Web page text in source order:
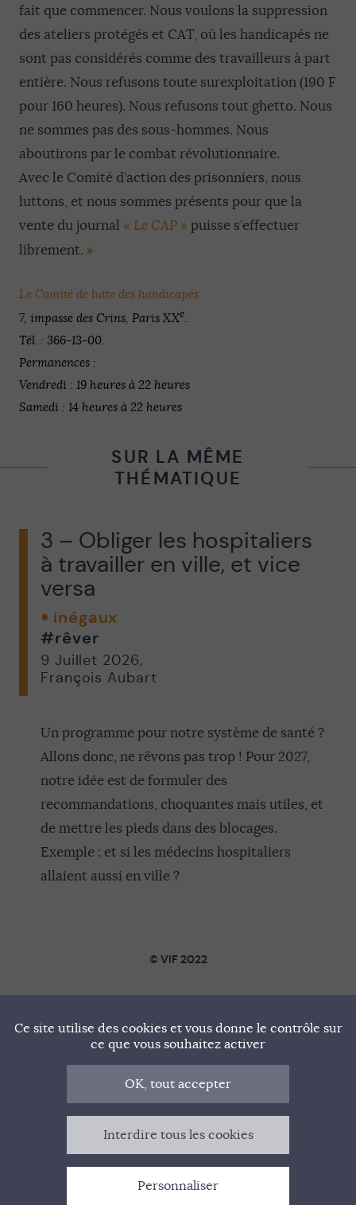
fait que commencer. Nous voulons la suppression
des ateliers protégés et CAT, où les handicapés ne
sont pas considérés comme des travailleurs à part
entière. Nous refusons toute surexploitation (190 F
pour 160 heures). Nous refusons tout ghetto. Nous
ne sommes pas des sous-hommes. Nous
aboutirons par le combat révolutionnaire.
Avec le Comité d’action des prisonniers, nous
luttons, et nous sommes présents pour que la
vente du journal « Le CAP » puisse s’effectuer
librement. »
Le Comité de lutte des handicapés
7, impasse des Crins, Paris XXe.
Tél. : 366-13-00.
Permanences :
Vendredi : 19 heures à 22 heures
Samedi : 14 heures à 22 heures
SUR LA MÊME
THÉMATIQUE
3 – Obliger les hospitaliers
à travailler en ville, et vice
versa
inégaux
#rêver
9 Juillet 2026,
François Aubart
Un programme pour notre système de santé ?
Allons donc, ne rêvons pas trop ! Pour 2027,
notre idée est de formuler des
recommandations, choquantes mais utiles, et
de mettre les pieds dans des blocages.
Exemple : et si les médecins hospitaliers
allaient aussi en ville ?
© VIF 2022
SOUTENIR VIF
NOTRE MANIFESTE
QUI SOMMES-NOUS ?
MENTIONS LÉGALES
CONTACT
Ce site utilise des cookies et vous donne le contrôle sur
ce que vous souhaitez activer
OK, tout accepter
Interdire tous les cookies
Personnaliser